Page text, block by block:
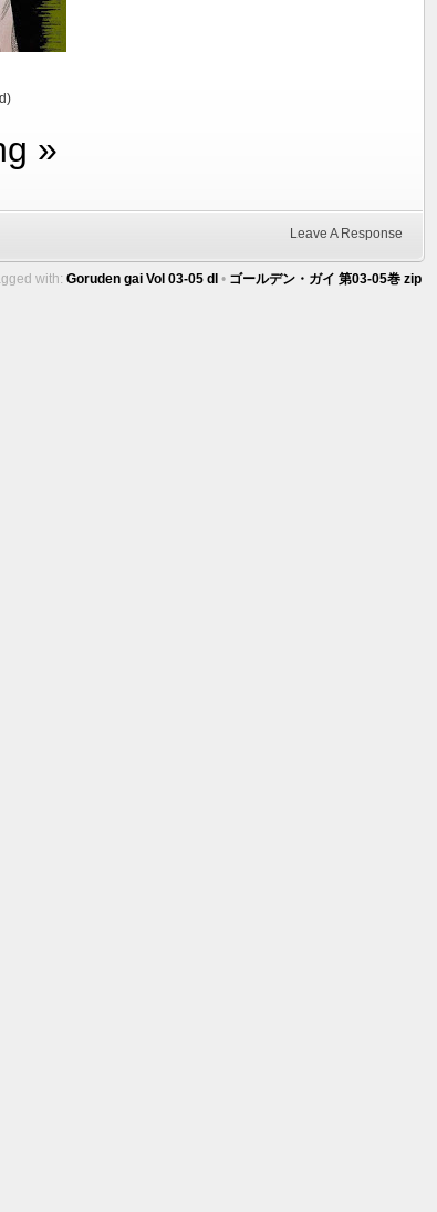
»
Leave A Response
with: Goruden gai Vol 03-05 dl • ゴールデン・ガイ 第03-05巻 zip